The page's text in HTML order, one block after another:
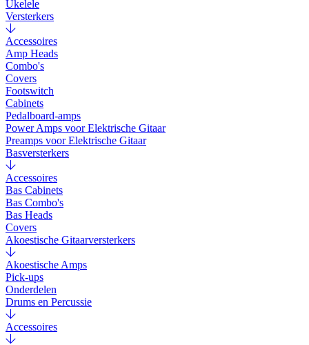
Ukelele
Versterkers
Accessoires
Amp Heads
Combo's
Covers
Footswitch
Cabinets
Pedalboard-amps
Power Amps voor Elektrische Gitaar
Preamps voor Elektrische Gitaar
Basversterkers
Accessoires
Bas Cabinets
Bas Combo's
Bas Heads
Covers
Akoestische Gitaarversterkers
Akoestische Amps
Pick-ups
Onderdelen
Drums en Percussie
Accessoires